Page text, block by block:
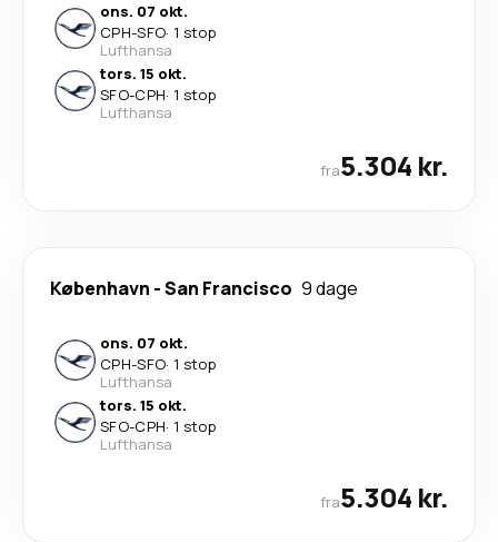
ons. 07 okt.
CPH-SFO· 1 stop
Lufthansa
tors. 15 okt.
SFO-CPH· 1 stop
Lufthansa
fra5.304 kr.
København -San Francisco 9 dage
ons. 07 okt.
CPH-SFO· 1 stop
Lufthansa
tors. 15 okt.
SFO-CPH· 1 stop
Lufthansa
fra5.304 kr.